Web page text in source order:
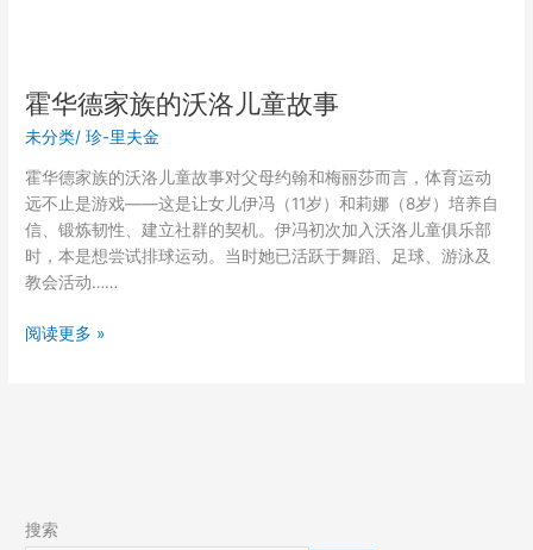
霍华德家族的沃洛儿童故事
未分类/珍-里夫金
霍华德家族的沃洛儿童故事对父母约翰和梅丽莎而言，体育运动
远不止是游戏——这是让女儿伊冯（11岁）和莉娜（8岁）培养自
信、锻炼韧性、建立社群的契机。伊冯初次加入沃洛儿童俱乐部
时，本是想尝试排球运动。当时她已活跃于舞蹈、足球、游泳及
教会活动……
霍
华
德
家
族
的
沃
洛
童
阅读更多 »
搜索